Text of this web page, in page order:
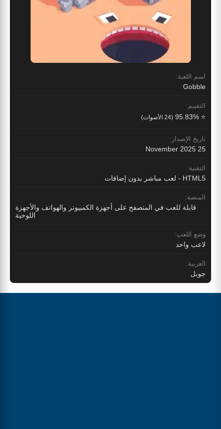
اسم اللعبة:
Gobble
التقييم:
⭐ 95.83% (24 الأصوات)
تاريخ الإصدار:
25 November 2025
التقنية:
HTML5 - لعب مباشر بدون إضافات
المنصة:
قابلة للعب في المتصفح على أجهزة الكمبيوتر والهواتف والأجهزة
اللوحية
وضع اللعب:
لاعب واحد
العربية:
جوبل